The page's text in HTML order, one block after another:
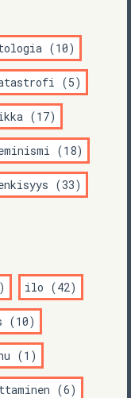
(10)
(5)
(17)
(18)
(33)
ilo (42)
(10)
(1)
(6)